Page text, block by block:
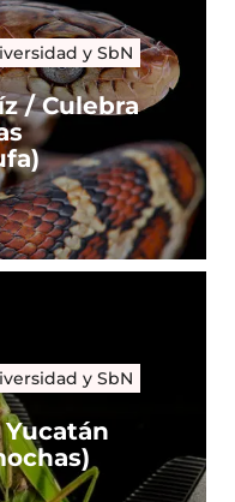
y SbN
/ Culebra
y SbN